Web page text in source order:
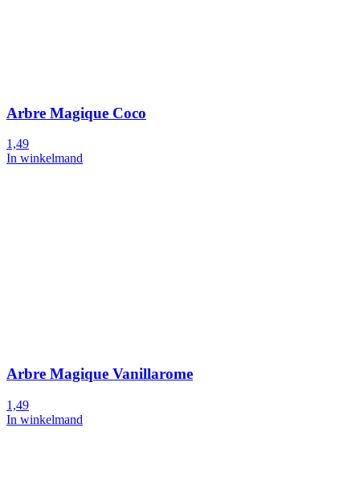
Arbre Magique Coco
1,49
In winkelmand
Arbre Magique Vanillarome
1,49
In winkelmand